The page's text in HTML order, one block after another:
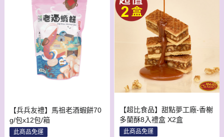
【兵兵友禮】馬祖老酒蝦餅70
g/包x12包/箱
此商品免運
【超比食品】甜點夢工廠-香榭
多蘭酥8入禮盒 X2盒
此商品免運